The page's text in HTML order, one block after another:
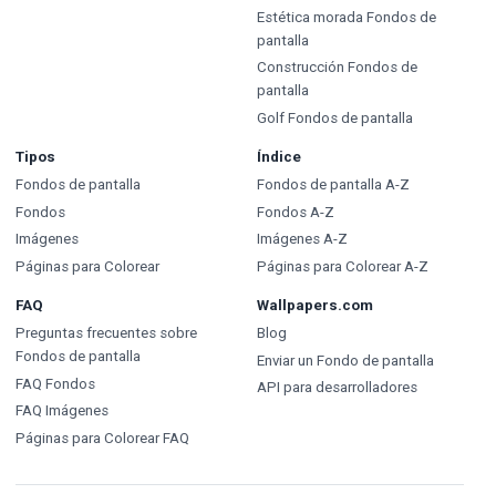
Estética morada Fondos de
pantalla
Construcción Fondos de
pantalla
Golf Fondos de pantalla
Tipos
Fondos de pantalla
Fondos
Imágenes
Páginas para Colorear
Índice
Fondos de pantalla A-Z
Fondos A-Z
Imágenes A-Z
Páginas para Colorear A-Z
FAQ
Preguntas frecuentes sobre
Fondos de pantalla
FAQ Fondos
FAQ Imágenes
Páginas para Colorear FAQ
Wallpapers.com
Blog
Enviar un Fondo de pantalla
API para desarrolladores